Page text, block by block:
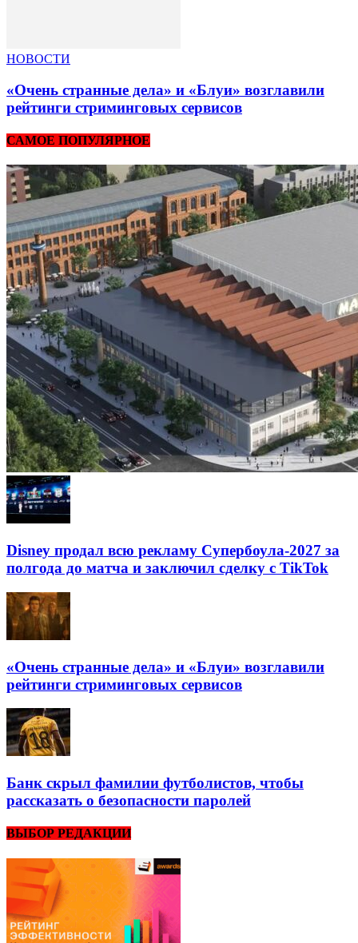
НОВОСТИ
«Очень странные дела» и «Блуи» возглавили
рейтинги стриминговых сервисов
САМОЕ ПОПУЛЯРНОЕ
Disney продал всю рекламу Супербоула-2027 за
полгода до матча и заключил сделку с TikTok
«Очень странные дела» и «Блуи» возглавили
рейтинги стриминговых сервисов
Банк скрыл фамилии футболистов, чтобы
рассказать о безопасности паролей
ВЫБОР РЕДАКЦИИ